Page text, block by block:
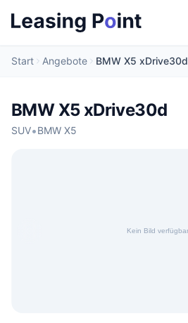
Start Angebote BMW X5 xDrive30d
BMW X5 xDrive30d
SUV•BMW X5